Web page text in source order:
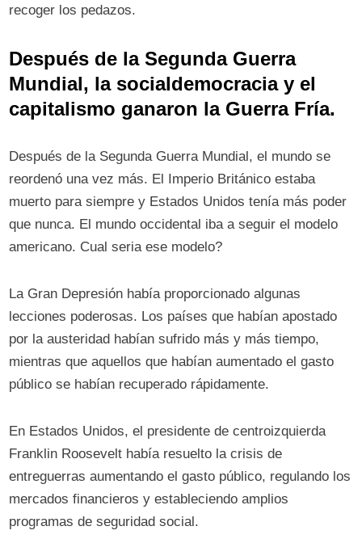
recoger los pedazos.
Después de la Segunda Guerra
Mundial, la socialdemocracia y el
capitalismo ganaron la Guerra Fría.
Después de la Segunda Guerra Mundial, el mundo se
reordenó una vez más. El Imperio Británico estaba
muerto para siempre y Estados Unidos tenía más poder
que nunca. El mundo occidental iba a seguir el modelo
americano. Cual seria ese modelo?
La Gran Depresión había proporcionado algunas
lecciones poderosas. Los países que habían apostado
por la austeridad habían sufrido más y más tiempo,
mientras que aquellos que habían aumentado el gasto
público se habían recuperado rápidamente.
En Estados Unidos, el presidente de centroizquierda
Franklin Roosevelt había resuelto la crisis de
entreguerras aumentando el gasto público, regulando los
mercados financieros y estableciendo amplios
programas de seguridad social.